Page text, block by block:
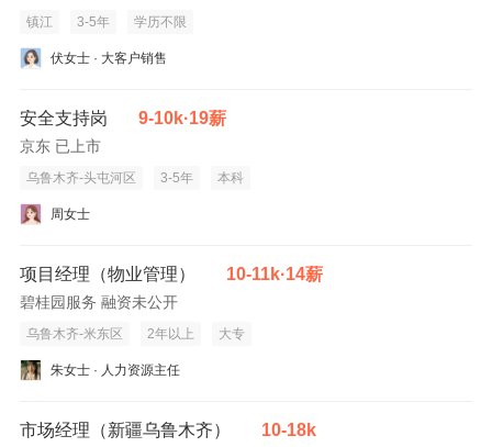
镇江 3-5年 学历不限
伏女士 · 大客户销售
安全支持岗 9-10k·19薪
京东 已上市
乌鲁木齐-头屯河区 3-5年 本科
周女士
项目经理（物业管理） 10-11k·14薪
碧桂园服务 融资未公开
乌鲁木齐-米东区 2年以上 大专
朱女士 · 人力资源主任
市场经理（新疆乌鲁木齐） 10-18k